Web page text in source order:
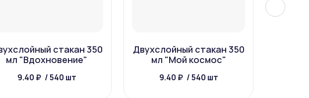
стакан 350
мл "Вдохновение"
9.40 ₽ / 540 шт
Двухслойный стакан 350
мл "Мой космос"
9.40 ₽ / 540 шт